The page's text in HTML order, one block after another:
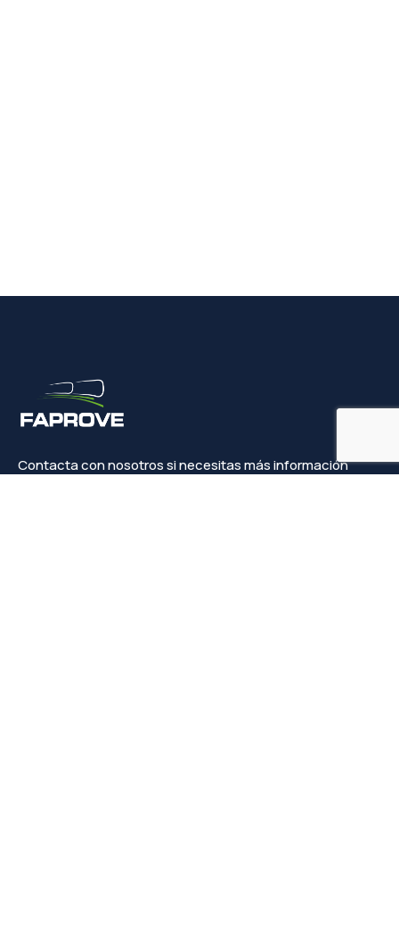
Contacta con nosotros si necesitas más información